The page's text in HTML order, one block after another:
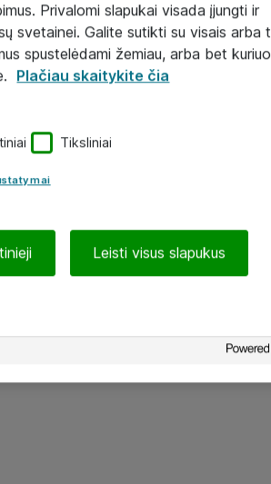
Privalomi slapukai visada įjungti ir
svetainei. Galite sutikti su visais arba
spustelėdami žemiau, arba bet kuriuo
Plačiau skaitykite čia
Tiksliniai
Leisti visus slapukus